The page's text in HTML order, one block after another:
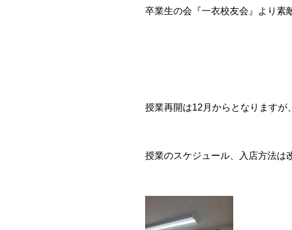
卒業生の会『一衣校友会』より素
授業再開は12月からとなります
授業のスケジュール、入店方法は